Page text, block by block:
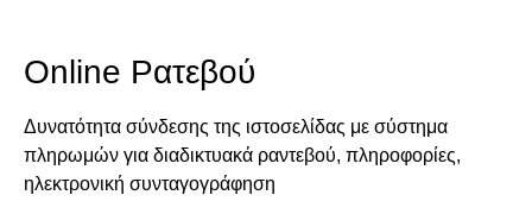
Online Ρατεβού
Δυνατότητα σύνδεσης της ιστοσελίδας με σύστημα
πληρωμών για διαδικτυακά ραντεβού, πληροφορίες,
ηλεκτρονική συνταγογράφηση